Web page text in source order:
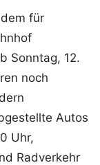
für
Sonntag, 12.
noch
Autos
Uhr,
Radverkehr